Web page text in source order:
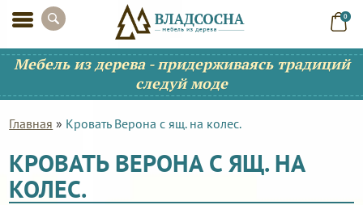
0
Мебель из дерева - придерживаясь традиций
следуй моде
Главная » Кровать Верона с ящ. на колес.
КРОВАТЬ ВЕРОНА С ЯЩ. НА
КОЛЕС.